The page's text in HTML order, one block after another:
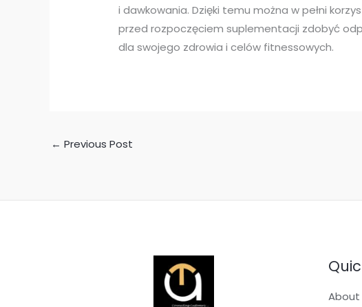
i dawkowania. Dzięki temu można w pełni
przed rozpoczęciem suplementacji zdobyć
dla swojego zdrowia i celów fitnessowych.
← Previous Post
About